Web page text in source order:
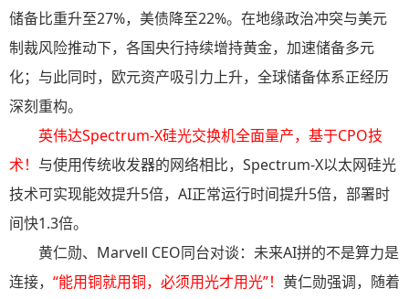
储备比重升至27%，美债降至22%。在地缘政治冲突与美元
制裁风险推动下，各国央行持续增持黄金，加速储备多元
化；与此同时，欧元资产吸引力上升，全球储备体系正经历
深刻重构。
英伟达Spectrum-X硅光交换机全面量产，基于CPO技
术！ 与使用传统收发器的网络相比，Spectrum-X以太网硅光
技术可实现能效提升5倍，AI正常运行时间提升5倍，部署时
间快1.3倍。
黄仁勋、Marvell CEO同台对谈：未来AI拼的不是算力是
连接， “能用铜就用铜，必须用光才用光”！ 黄仁勋强调，随着